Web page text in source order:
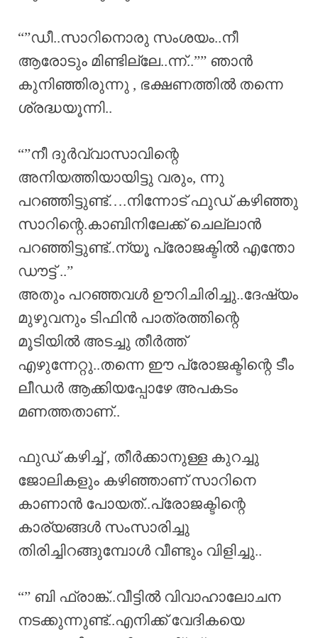
“”ഡീ..സാറിനൊരു സംശയം..നീ
ആരോടും മിണ്ടില്ലേ..ന്ന്..”” ഞാൻ
കുനിഞ്ഞിരുന്നു , ഭക്ഷണത്തിൽ തന്നെ
ശ്രദ്ധയൂന്നി..
“”നീ ദുർവ്വാസാവിന്റെ
അനിയത്തിയായിട്ടു വരും, ന്നു
പറഞ്ഞിട്ടുണ്ട്….നിന്നോട് ഫുഡ്‌ കഴിഞ്ഞു
സാറിന്റെ.കാബിനിലേക്ക്‌ ചെല്ലാൻ
പറഞ്ഞിട്ടുണ്ട്..ന്യൂ പ്രോജക്ടിൽ എന്തോ
ഡൗട്ട് ..”
അതും പറഞ്ഞവൾ ഊറിചിരിച്ചു..ദേഷ്യം
മുഴുവനും ടിഫിൻ പാത്രത്തിന്റെ
മൂടിയിൽ അടച്ചു തീർത്ത്
എഴുന്നേറ്റു..തന്നെ ഈ പ്രോജക്ടിന്റെ ടീം
ലീഡർ ആക്കിയപ്പോഴേ അപകടം
മണത്തതാണ്..
ഫുഡ് കഴിച്ച് , തീർക്കാനുള്ള കുറച്ചു
ജോലികളും കഴിഞ്ഞാണ് സാറിനെ
കാണാൻ പോയത്..പ്രോജക്ടിന്റെ
കാര്യങ്ങൾ സംസാരിച്ചു
തിരിച്ചിറങ്ങുമ്പോൾ വീണ്ടും വിളിച്ചു..
“” ബി ഫ്രാങ്ക്..വീട്ടിൽ വിവാഹാലോചന
നടക്കുന്നുണ്ട്..എനിക്ക് വേദികയെ